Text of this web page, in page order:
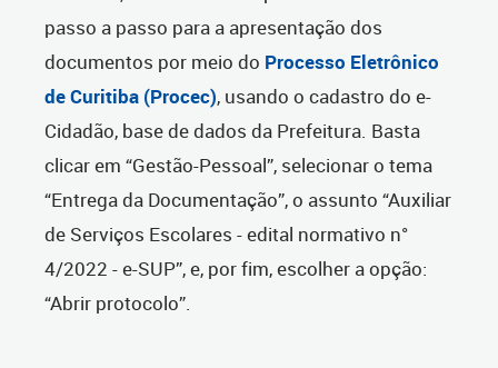
passo a passo para a apresentação dos
documentos por meio do Processo Eletrônico
de Curitiba (Procec), usando o cadastro do e-
Cidadão, base de dados da Prefeitura. Basta
clicar em “Gestão-Pessoal”, selecionar o tema
“Entrega da Documentação”, o assunto “Auxiliar
de Serviços Escolares - edital normativo n°
4/2022 - e-SUP”, e, por fim, escolher a opção:
“Abrir protocolo”.